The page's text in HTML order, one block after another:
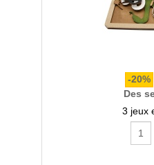
-20%
Des
3 jeux